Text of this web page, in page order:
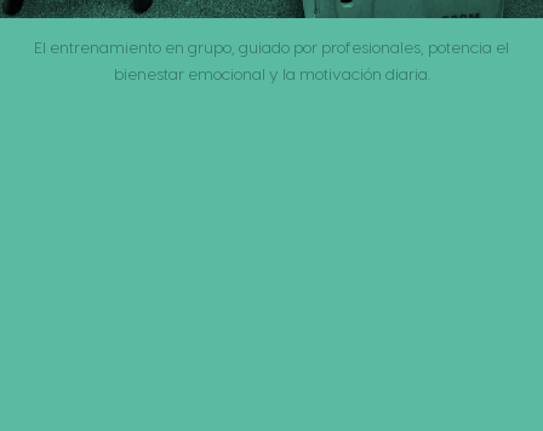
El entrenamiento en grupo, guiado por profesionales, potencia el
bienestar emocional y la motivación diaria.